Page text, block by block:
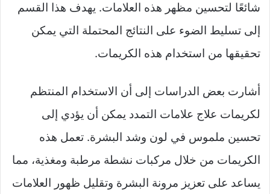
شائعًا لتحسين مظهر هذه العلامات. يهدف هذا القسم
إلى تسليط الضوء على النتائج المحتملة التي يمكن
تحقيقها من استخدام هذه الكريمات.
أشارت بعض الدراسات إلى أن الاستخدام المنتظم
لكريمات علاج علامات التمدد يمكن أن يؤدي إلى
تحسين ملموس في لون وشد البشرة. تعمل هذه
الكريمات من خلال مركبات نشطة مرطبة ومغذية، مما
يساعد على تعزيز مرونة البشرة وتقليل ظهور العلامات